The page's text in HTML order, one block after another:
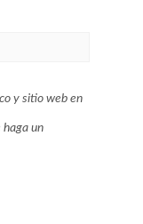
y sitio web en
haga un